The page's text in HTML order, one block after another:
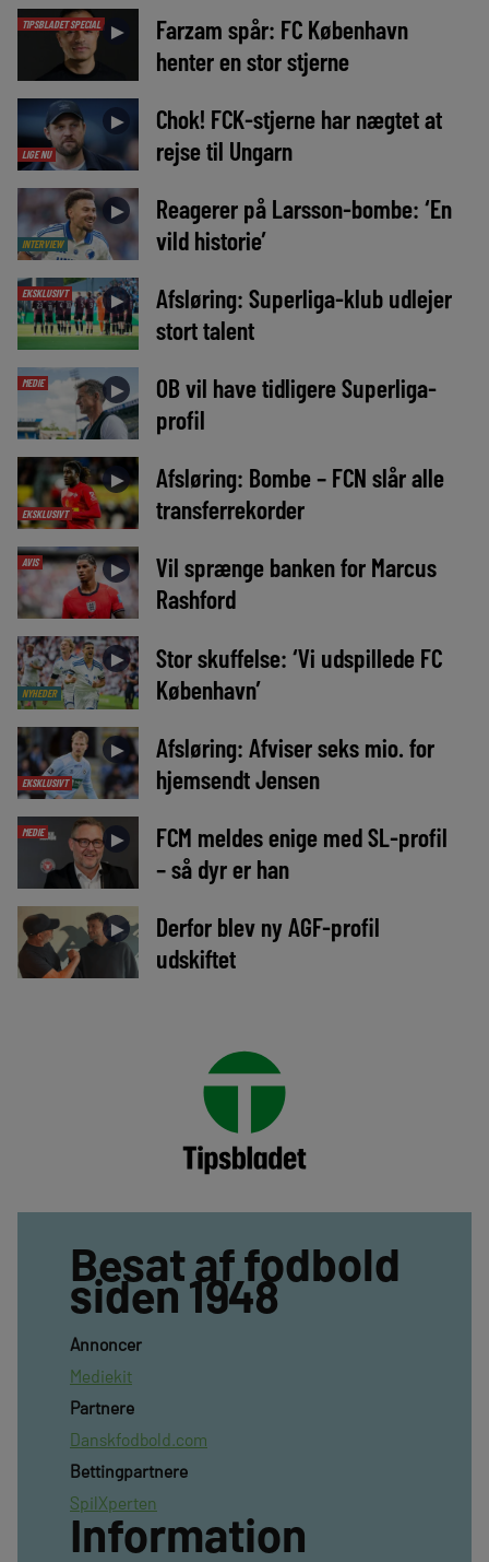
TIPSBLADET SPECIAL ►
Farzam spår: FC København
henter en stor stjerne
LIGE NU
►
Chok! FCK-stjerne har nægtet at
rejse til Ungarn
INTERVIEW
►
Reagerer på Larsson-bombe: ‘En
vild historie’
EKSKLUSIVT ►
Afsløring: Superliga-klub udlejer
stort talent
MEDIE ►
OB vil have tidligere Superliga-
profil
EKSKLUSIVT
►
Afsløring: Bombe – FCN slår alle
transferrekorder
AVIS ►
Vil sprænge banken for Marcus
Rashford
NYHEDER
►
Stor skuffelse: ‘Vi udspillede FC
København’
EKSKLUSIVT
►
Afsløring: Afviser seks mio. for
hjemsendt Jensen
MEDIE ►
FCM meldes enige med SL-profil
– så dyr er han
►
Derfor blev ny AGF-profil
udskiftet
Besat af fodbold
siden 1948
Annoncer
Mediekit
Partnere
Danskfodbold.com
Bettingpartnere
SpilXperten
Information